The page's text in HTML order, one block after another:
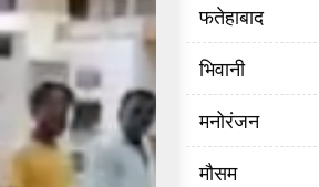
फतेहाबाद
भिवानी
मनोरंजन
मौसम